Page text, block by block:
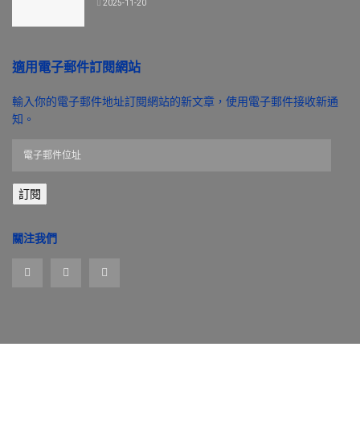
2025-11-20
適用電子郵件訂閱網站
輸入你的電子郵件地址訂閱網站的新文章，使用電子郵件接收新通
知。
郵
件
址
訂閱
關注我們